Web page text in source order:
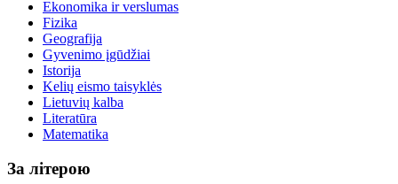
Ekonomika ir verslumas
Fizika
Geografija
Gyvenimo įgūdžiai
Istorija
Kelių eismo taisyklės
Lietuvių kalba
Literatūra
Matematika
За літерою